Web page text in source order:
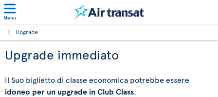
Menu
Upgrade
Upgrade immediato
Il Suo biglietto di classe economica potrebbe essere
idoneo per un upgrade in Club Class.